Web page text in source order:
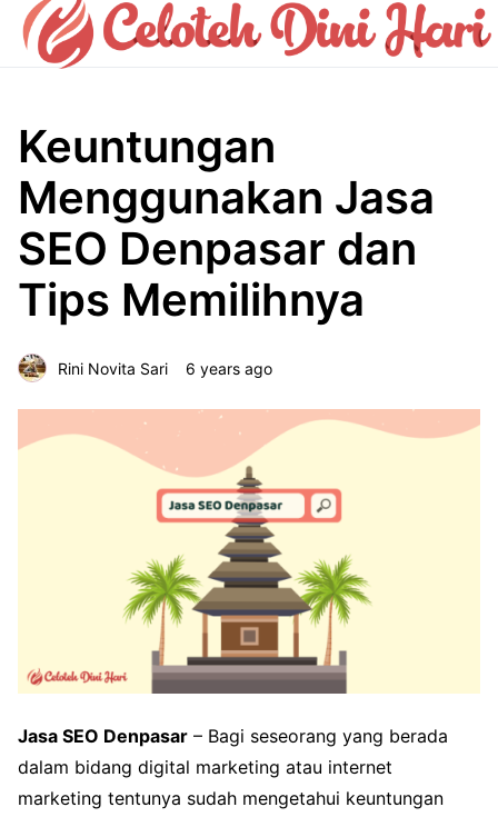
Keuntungan
Menggunakan Jasa
SEO Denpasar dan
Tips Memilihnya
Rini Novita Sari 6 years ago
Jasa SEO Denpasar – Bagi seseorang yang berada
dalam bidang digital marketing atau internet
marketing tentunya sudah mengetahui keuntungan